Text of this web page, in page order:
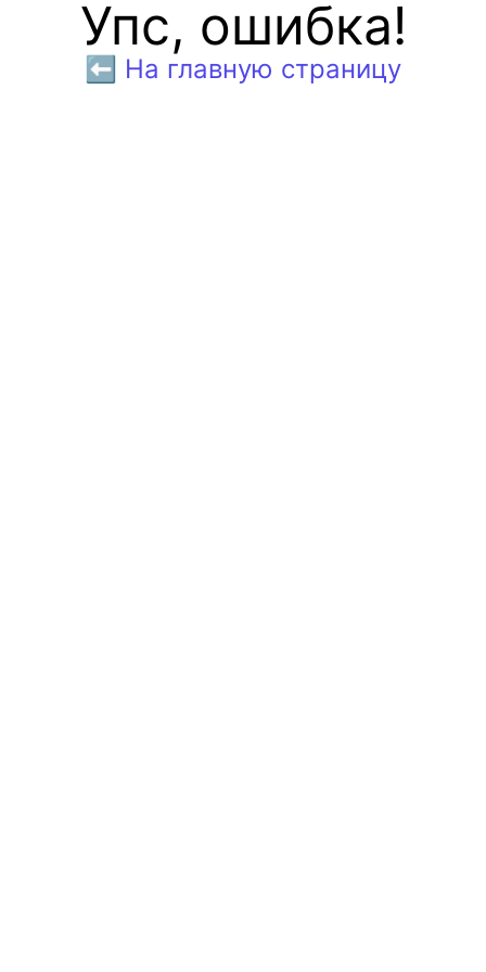
Упс, ошибка!
⬅️ На главную страницу